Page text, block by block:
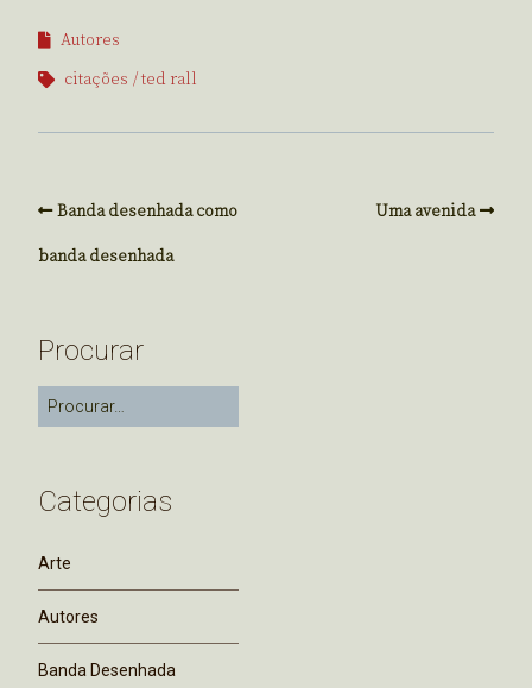
Autores
citações
ted rall
Banda desenhada como
banda desenhada
Uma avenida
Procurar
Categorias
Arte
Autores
Banda Desenhada